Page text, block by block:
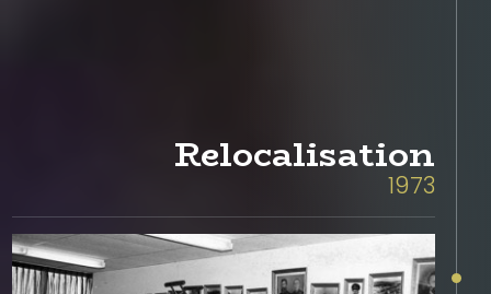
Relocalisation
1973